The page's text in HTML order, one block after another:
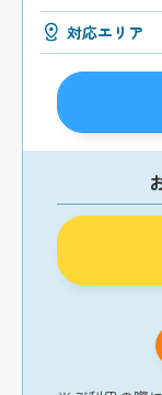
対応エリア